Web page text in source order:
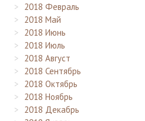
2018 Февраль
2018 Май
2018 Июнь
2018 Июль
2018 Август
2018 Сентябрь
2018 Октябрь
2018 Ноябрь
2018 Декабрь